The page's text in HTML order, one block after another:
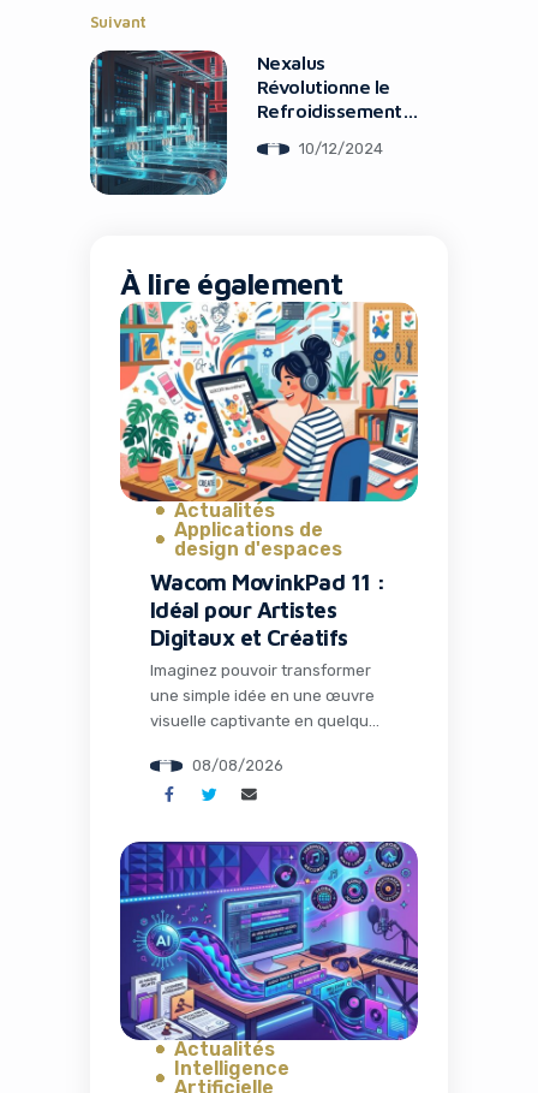
Suivant
Nexalus
Révolutionne le
Refroidissement
10/12/2024
À lire également
Actualités
Applications de
design d'espaces
Wacom MovinkPad 11 :
Idéal pour Artistes
Digitaux et Créatifs
Imaginez pouvoir transformer
une simple idée en une œuvre
visuelle captivante en quelques
canapé ou votre bureau
nomade. Dans un monde où le
sur les réseaux sociaux et les
campagnes marketing,
disposer du bon outil peut faire
toute la différence entre un
projet amateur et une […]
08/08/2026
Actualités
Intelligence
Artificielle
No Thanks